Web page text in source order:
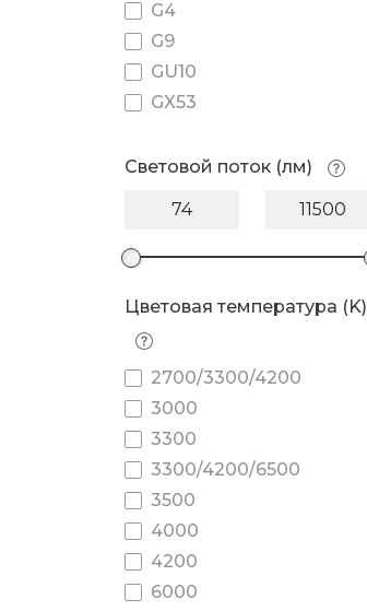
G4
G9
GU10
GX53
Световой поток (лм)
Цветовая температура (K)
2700/3300/4200
3000
3300
3300/4200/6500
3500
4000
4200
6000